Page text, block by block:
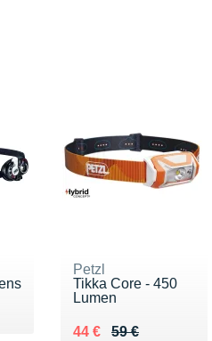
Petzl
Tikka Core - 450
Lumen
59 €
Au lieu de 59 €
44 €
Vendu 44 €